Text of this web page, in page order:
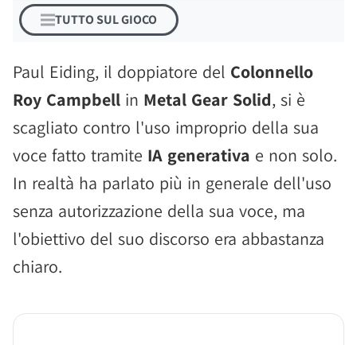
TUTTO SUL GIOCO
Paul Eiding, il doppiatore del Colonnello
Roy Campbell in Metal Gear Solid, si è
scagliato contro l'uso improprio della sua
voce fatto tramite IA generativa e non solo.
In realtà ha parlato più in generale dell'uso
senza autorizzazione della sua voce, ma
l'obiettivo del suo discorso era abbastanza
chiaro.